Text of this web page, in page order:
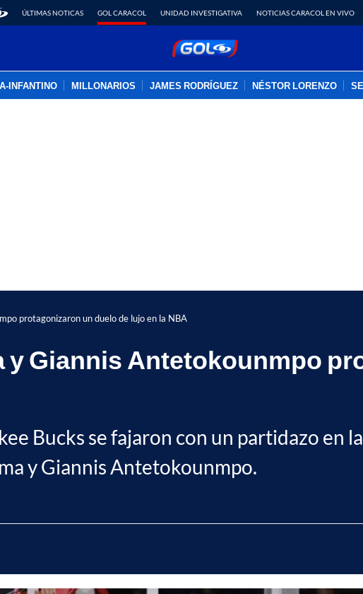
ÚLTIMAS NOTICAS GOL CARACOL UNIDAD INVESTIGATIVA NOTICIAS CARACOL EN VIVO
INFANTINO MILLONARIOS JAMES RODRÍGUEZ NÉSTOR LORENZO
protagonizaron un duelo de lujo en la NBA
y Giannis Antetokounmpo
Bucks se fajaron con un partidazo en
y Giannis Antetokounmpo.